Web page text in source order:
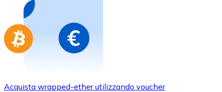
Vai al negozio di carte regalo
Acquista wrapped-ether utilizzando voucher